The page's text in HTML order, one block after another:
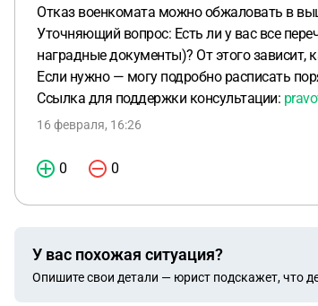
Отказ военкомата можно обжаловать в
Уточняющий вопрос: Есть ли у вас все
наградные документы)? От этого
Если нужно — могу подробно расписать
Ссылка для поддержки консультации:
16 февраля, 16:26
0 0
У вас похожая ситуация?
Опишите свои детали — юрист подскажет, что